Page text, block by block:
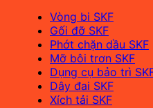
Vòng bi SKF
Gối đỡ SKF
Phớt chặn dầu SKF
Mỡ bôi trơn SKF
Dụng cụ bảo trì
Dây đai SKF
Xích tải SKF